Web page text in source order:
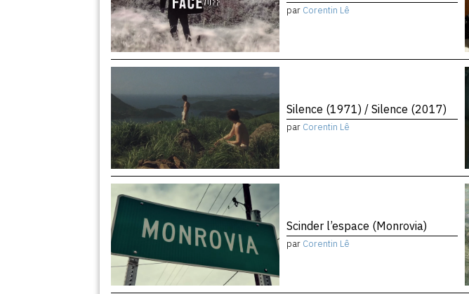
par Corentin Lê
Silence (1971) / Silence (2017)
par Corentin Lê
Scinder l’espace (Monrovia)
par Corentin Lê